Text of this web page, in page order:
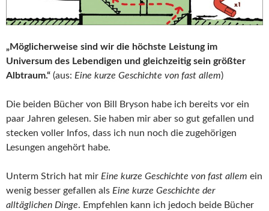
„Möglicherweise sind wir die höchste Leistung im
Universum des Lebendigen und gleichzeitig sein größter
Albtraum.“ (aus: Eine kurze Geschichte von fast allem)
Die beiden Bücher von Bill Bryson habe ich bereits vor ein
paar Jahren gelesen. Sie haben mir aber so gut gefallen und
stecken voller Infos, dass ich nun noch die zugehörigen
Lesungen angehört habe.
Unterm Strich hat mir Eine kurze Geschichte von fast allem ein
wenig besser gefallen als Eine kurze Geschichte der
alltäglichen Dinge. Empfehlen kann ich jedoch beide Bücher